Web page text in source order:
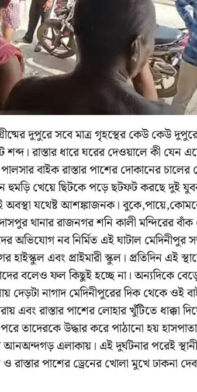
দুপুরে সবে মাত্র গৃহস্থের কেউ কেউ
রাস্তার ধারে ঘরের দেওয়ালে কী যেন
বাইক রাস্তার পাশের দোকানের চালের
হুমড়ি খেয়ে ছিটকে পড়ে ছটফট করছে দুই
অবস্থা যথেষ্ট আশঙ্কাজনক।
থানার রাজনগর শনি কালী মন্দিরের
অভিযোগ নব নির্মিত এই ঘাটাল মেদিনীপুর
এবং প্রাইমারী স্কুল। প্রতিদিন এই
বলেও ফল কিছুই হচ্ছে না। অন্যদিকে
দেড়টা নাগাদ মেদিনীপুরের দিক থেকে ওই
এবং রাস্তার পাশের লোহার খুঁটিতে ধাক্কা
তাদেরকে উদ্ধার করে পাঠানো হয়
এলাকায়। এই দুর্ঘটনার পরেই
পাশের ড্রেনের খোলা মুখে ঢাকনা